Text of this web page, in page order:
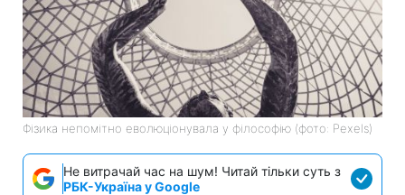
Фізика непомітно еволюціонувала у філософію (фото: Pexels)
Не витрачай час на шум! Читай тільки суть з
РБК-Україна у Google